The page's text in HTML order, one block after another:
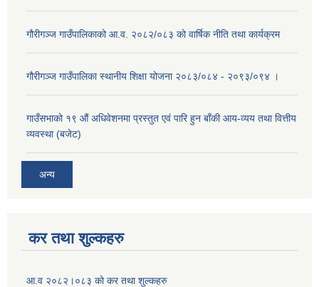
गौरीगञ्ज गाउँपालिकाको आ.व. २०८२/०८३ को वार्षिक नीति तथा कार्यक्रम
गौरीगञ्ज गाउँपालिका स्थानीय शिक्षा योजना २०८३/०८४ - २०९३/०९४ ।
गाउँसभाको १९ ‌औं अधिवेशनमा प्रस्तुत एवं पारि हुन बाँकी आय-व्यय तथा वित्तीय
व्यवस्था (बजेट)
अन्य
कर तथा शुल्कहरु
आ.व २०८२।०८३ को कर तथा शुल्कहरु